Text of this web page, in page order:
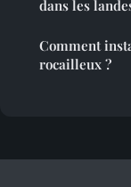
dans les
Comment
rocailleux ?